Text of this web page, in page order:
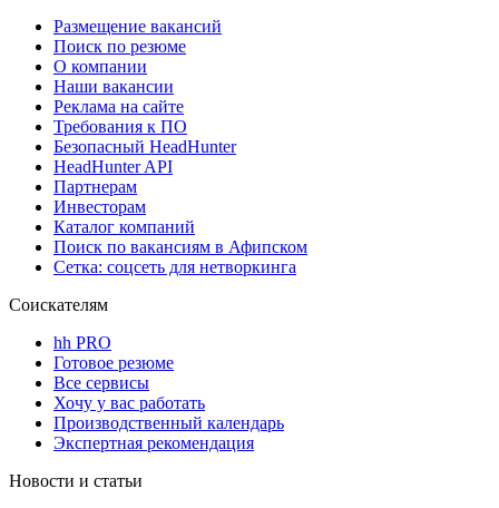
Размещение вакансий
Поиск по резюме
О компании
Наши вакансии
Реклама на сайте
Требования к ПО
Безопасный HeadHunter
HeadHunter API
Партнерам
Инвесторам
Каталог компаний
Поиск по вакансиям в Афипском
Сетка: соцсеть для нетворкинга
Соискателям
hh PRO
Готовое резюме
Все сервисы
Хочу у вас работать
Производственный календарь
Экспертная рекомендация
Новости и статьи